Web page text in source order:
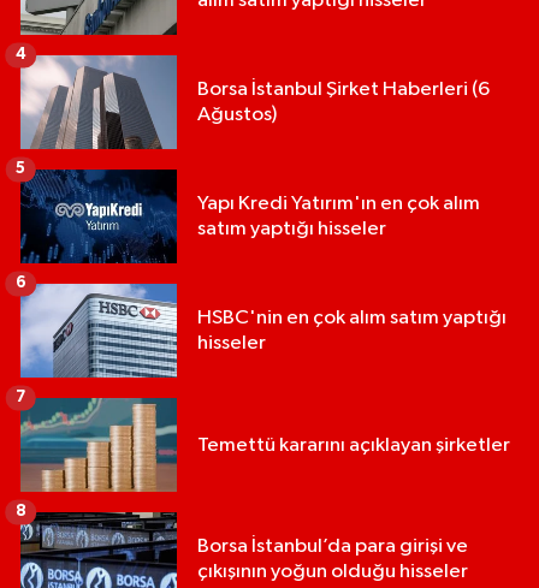
Borsa İstanbul Şirket Haberleri (6
Ağustos)
4
Yapı Kredi Yatırım'ın en çok alım
satım yaptığı hisseler
5
HSBC'nin en çok alım satım yaptığı
hisseler
6
Temettü kararını açıklayan şirketler
7
Borsa İstanbul’da para girişi ve
çıkışının yoğun olduğu hisseler
8